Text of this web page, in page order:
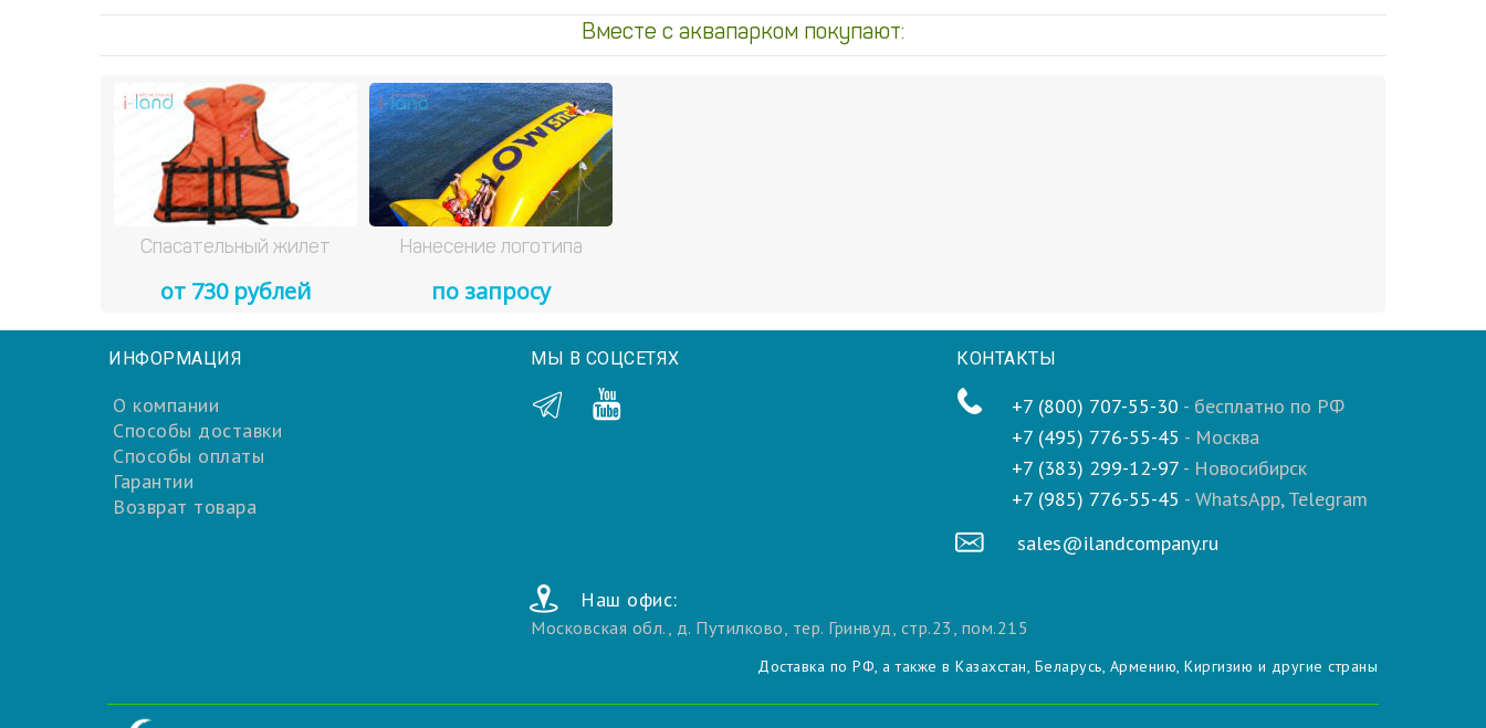
Вместе с аквапарком покупают:
Спасательный жилет Нанесение логотипа
от 730 рублей по запросу
ИНФОРМАЦИЯ МЫ В СОЦСЕТЯХ КОНТАКТЫ
О компании
Способы доставки
Способы оплаты
Гарантии
Возврат товара
+7 (800) 707-55-30 - бесплатно по РФ
+7 (495) 776-55-45 - Москва
+7 (383) 299-12-97 - Новосибирск
+7 (985) 776-55-45 - WhatsApp, Telegram
sales@ilandcompany.ru
Наш офис:
Московская обл. , д. Путилково, тер. Гринвуд, стр.23, пом.215
Доставка по РФ, а также в Казахстан, Беларусь, Армению, Киргизию и другие страны